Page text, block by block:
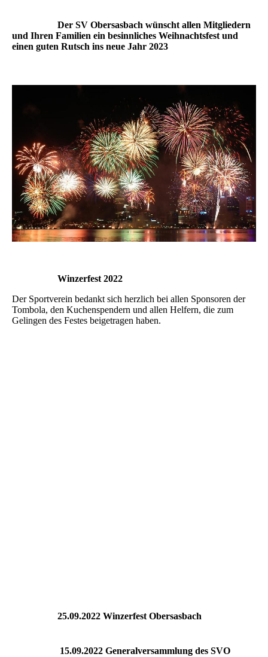
Der SV Obersasbach wünscht allen Mitgliedern
und Ihren Familien ein besinnliches Weihnachtsfest und
einen guten Rutsch ins neue Jahr 2023
Winzerfest 2022
Der Sportverein bedankt sich herzlich bei allen Sponsoren der
Tombola, den Kuchenspendern und allen Helfern, die zum
Gelingen des Festes beigetragen haben.
25.09.2022 Winzerfest Obersasbach
15.09.2022 Generalversammlung des SVO